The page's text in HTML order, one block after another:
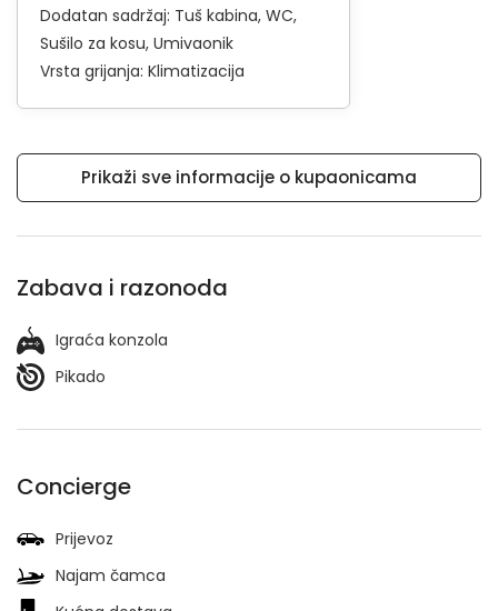
Dodatan sadržaj: Tuš kabina WC
Sušilo za kosu Umivaonik
Vrsta grijanja: Klimatizacija
Prikaži sve informacije o kupaonicama
Zabava i razonoda
Igraća konzola
Pikado
Concierge
Prijevoz
Najam čamca